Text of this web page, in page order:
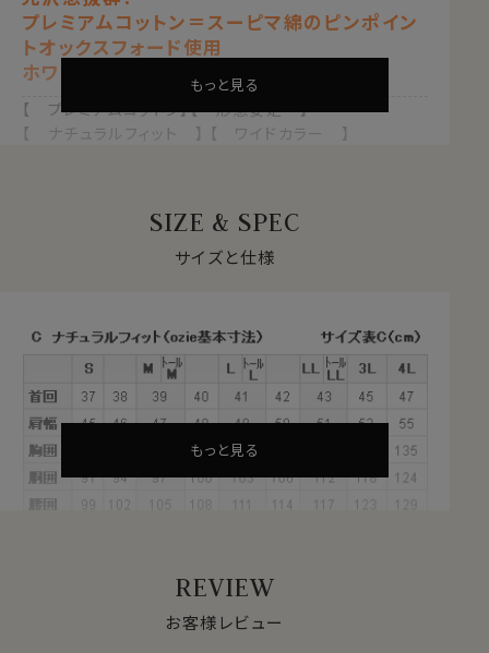
プレミアムコットン＝スーピマ綿のピンポイン
トオックスフォード使用
ホワイト 白
【 プレミアムコットン】【 形態安定 】
【 ナチュラルフィット 】 【 ワイドカラー 】
アメリカ産の超長綿＝スーピマ綿に形態安定加工を施し
た80番手双糸のピンポイントオックスフォードを使用しま
●スーピマ綿とは？
繊維の長さが通常より長い綿（詳しくは繊維の長さが
28.6mm以上の原綿）を超長綿といいます。
その中の1種類がアメリカ南西部が産地のスーピマ綿で
す。
今回はこのスーピマ綿を使用した80番手双糸の白無地
もっと見る
SIZE & SPEC
サイズと仕様
もっと見る
REVIEW
お客様レビュー